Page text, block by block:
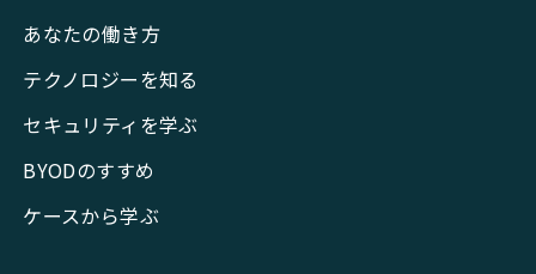
あなたの働き方
テクノロジーを知る
セキュリティを学ぶ
BYODのすすめ
ケースから学ぶ